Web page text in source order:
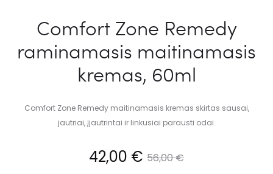
Comfort Zone Remedy
raminamasis maitinamasis
kremas, 60ml
Comfort Zone Remedy maitinamasis kremas skirtas sausai,
jautriai, įjautrintai ir linkusiai parausti odai.
56,00€
42,00 €